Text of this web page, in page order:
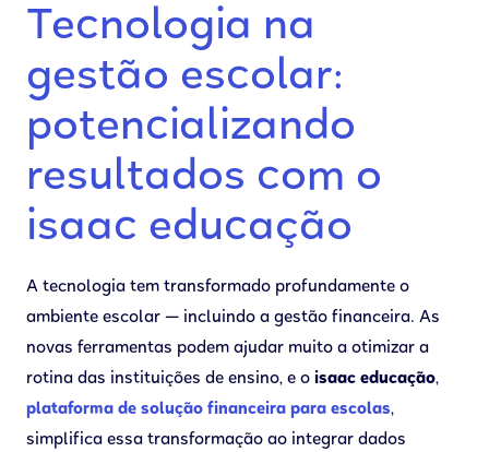
Tecnologia na
gestão escolar:
potencializando
resultados com o
isaac educação
A tecnologia tem transformado profundamente o
ambiente escolar — incluindo a gestão financeira. As
novas ferramentas podem ajudar muito a otimizar a
rotina das instituições de ensino, e o isaac educação,
plataforma de solução financeira para escolas,
simplifica essa transformação ao integrar dados